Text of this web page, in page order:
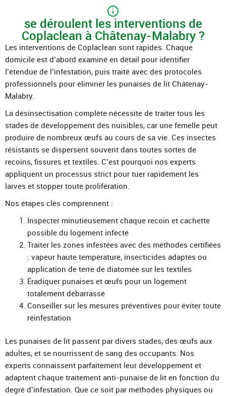
se déroulent les interventions de
Coplaclean à Châtenay-Malabry ?
Les interventions de Coplaclean sont rapides. Chaque
domicile est d’abord examiné en détail pour identifier
l’étendue de l’infestation, puis traité avec des protocoles
professionnels pour éliminer les punaises de lit Châtenay-
Malabry.
La désinsectisation complète nécessite de traiter tous les
stades de développement des nuisibles, car une femelle peut
produire de nombreux œufs au cours de sa vie. Ces insectes
résistants se dispersent souvent dans toutes sortes de
recoins, fissures et textiles. C’est pourquoi nos experts
appliquent un processus strict pour tuer rapidement les
larves et stopper toute prolifération.
Nos étapes clés comprennent :
Inspecter minutieusement chaque recoin et cachette
possible du logement infecté
Traiter les zones infestées avec des méthodes certifiées
: vapeur haute température, insecticides adaptés ou
application de terre de diatomée sur les textiles
Éradiquer punaises et œufs pour un logement
totalement débarrassé
Conseiller sur les mesures préventives pour éviter toute
réinfestation
Les punaises de lit passent par divers stades, des œufs aux
adultes, et se nourrissent de sang des occupants. Nos
experts connaissent parfaitement leur développement et
adaptent chaque traitement anti-punaise de lit en fonction du
degré d’infestation. Que ce soit par méthodes physiques ou